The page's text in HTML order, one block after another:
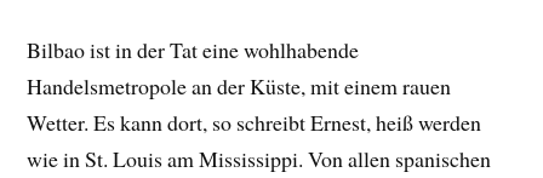
Bilbao ist in der Tat eine wohlhabende
Handelsmetropole an der Küste, mit einem rauen
Wetter. Es kann dort, so schreibt Ernest, heiß werden
wie in St. Louis am Mississippi. Von allen spanischen